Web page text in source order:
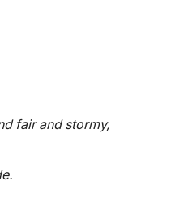
fair and stormy,